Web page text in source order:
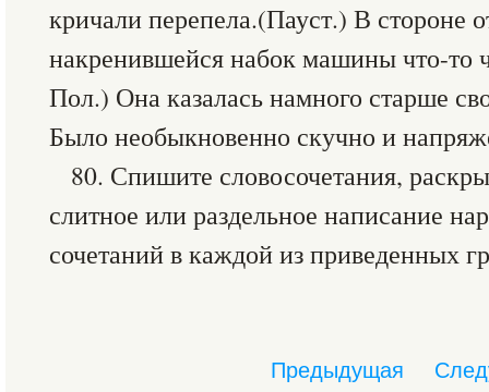
кричали перепела.(Пауст.) В стороне
накренившейся набок машины что-то
Пол.) Она казалась намного старше
Было необыкновенно скучно и
80. Спишите словосочетания,
слитное или раздельное написание
сочетаний в каждой из приведенных
Предыдущая